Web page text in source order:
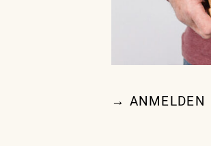
→ ANMELDEN